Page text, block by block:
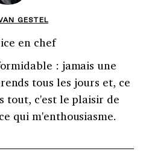
GESTEL
en chef
: jamais une
tous les jours et, ce
tout, c'est le plaisir de
qui m'enthousiasme.